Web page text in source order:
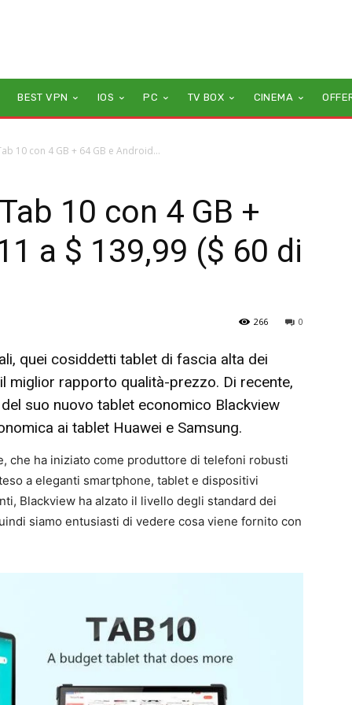
BEST VPN IOS PC TV BOX CINEMA
10 con 4 GB + 64 GB e Android...
10 con 4 GB +
a $ 139,99 ($ 60 di
0
266
quei cosiddetti tablet di fascia alta dei
miglior rapporto qualità-prezzo. Di recente,
suo nuovo tablet economico Blackview
ai tablet Huawei e Samsung.
che ha iniziato come produttore di telefoni robusti
a eleganti smartphone, tablet e dispositivi
Blackview ha alzato il livello degli standard dei
siamo entusiasti di vedere cosa viene fornito con